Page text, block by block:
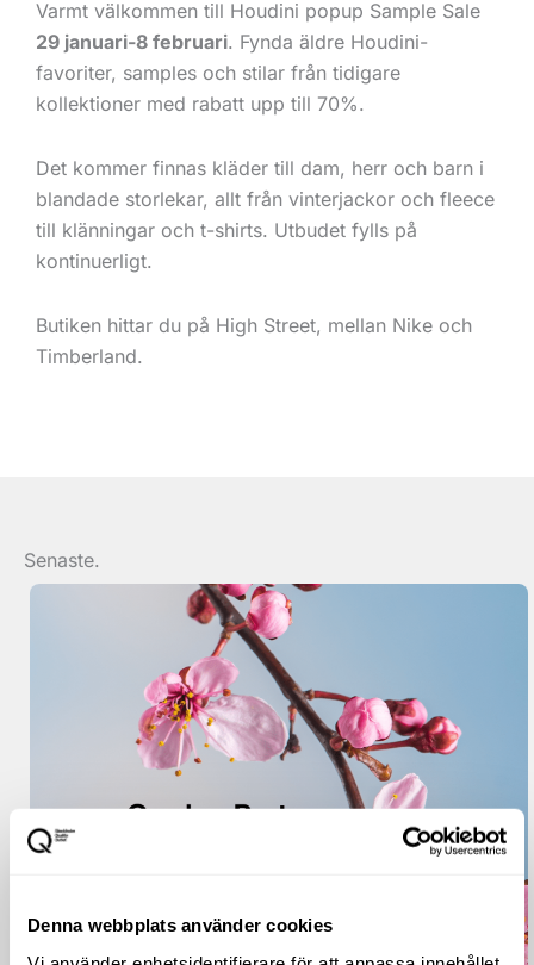
Denna webbplats använder cookies
Varmt välkommen till Houdini popup Sample Sale
29 januari-8 februari. Fynda äldre Houdini-
favoriter, samples och stilar från tidigare
kollektioner med rabatt upp till 70%.
Det kommer finnas kläder till dam, herr och barn i
blandade storlekar, allt från vinterjackor och fleece
till klänningar och t-shirts. Utbudet fylls på
kontinuerligt.
Butiken hittar du på High Street, mellan Nike och
Timberland.
Senaste.